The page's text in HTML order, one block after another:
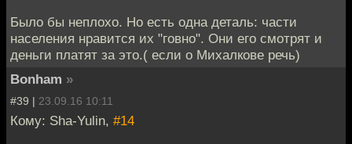
Было бы неплохо. Но есть одна деталь: части
населения нравится их "говно". Они его смотрят и
деньги платят за это.( если о Михалкове речь)
Bonham »
#39 | 23.09.16 10:11
Кому: Sha-Yulin, #14